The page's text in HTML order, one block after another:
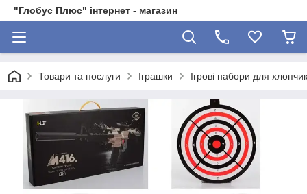
"Глобус Плюс" інтернет - магазин
Товари та послуги Іграшки Ігрові набори для